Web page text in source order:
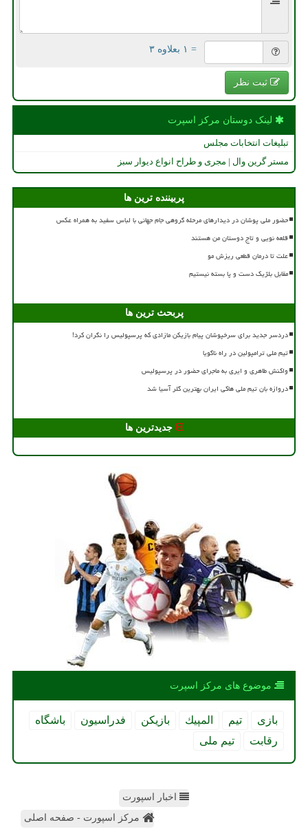
= ۱ بعلاوه ۳
ثبت نظر
لینک دوستان مركز اسپرت
تبلیغات انتخابات مجلس
مستر گرین وال | مجری و طراح انواع دیوار سبز
پربیننده ترین ها
حضور ملی پوشان در دیدارهای مرحله گروهی جام جهانی با لباس سفید به همراه عکس
قلعه نویی و تاج دوستان من هستند
علت تا درمان قطعی ریزش مو
مقابل بلژیک دست و پا بسته نیستیم
پربحث ترین ها
دردسر جدید برای سرخپوشان پیام بازیکن مازادی که پرسپولیس را نگران کرد!
تیم ملی ترامپولین در راه ناگویا
واکنش طاهری و ایری به ماجرای حضور در پرسپولیس
دروازه بان تیم ملی هاکی ایران بهترین گلر آسیا شد
جدیدترین ها
موضوع های مركز اسپرت
بازی تیم المپیك بازیكن فدراسیون
باشگاه
رقابت
تیم ملی
اخبار اسپورت
مرکز اسپورت - صفحه اصلی